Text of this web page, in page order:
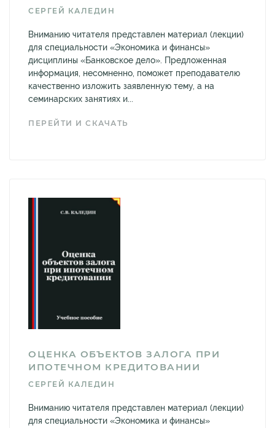
СЕРГЕЙ КАЛЕДИН
Вниманию читателя представлен материал (лекции)
для специальности «Экономика и финансы»
дисциплины «Банковское дело». Предложенная
информация, несомненно, поможет преподавателю
качественно изложить заявленную тему, а на
семинарских занятиях и...
ПЕРЕЙТИ И СКАЧАТЬ
ОЦЕНКА ОБЪЕКТОВ ЗАЛОГА ПРИ
ИПОТЕЧНОМ КРЕДИТОВАНИИ
СЕРГЕЙ КАЛЕДИН
Вниманию читателя представлен материал (лекции)
для специальности «Экономика и финансы»